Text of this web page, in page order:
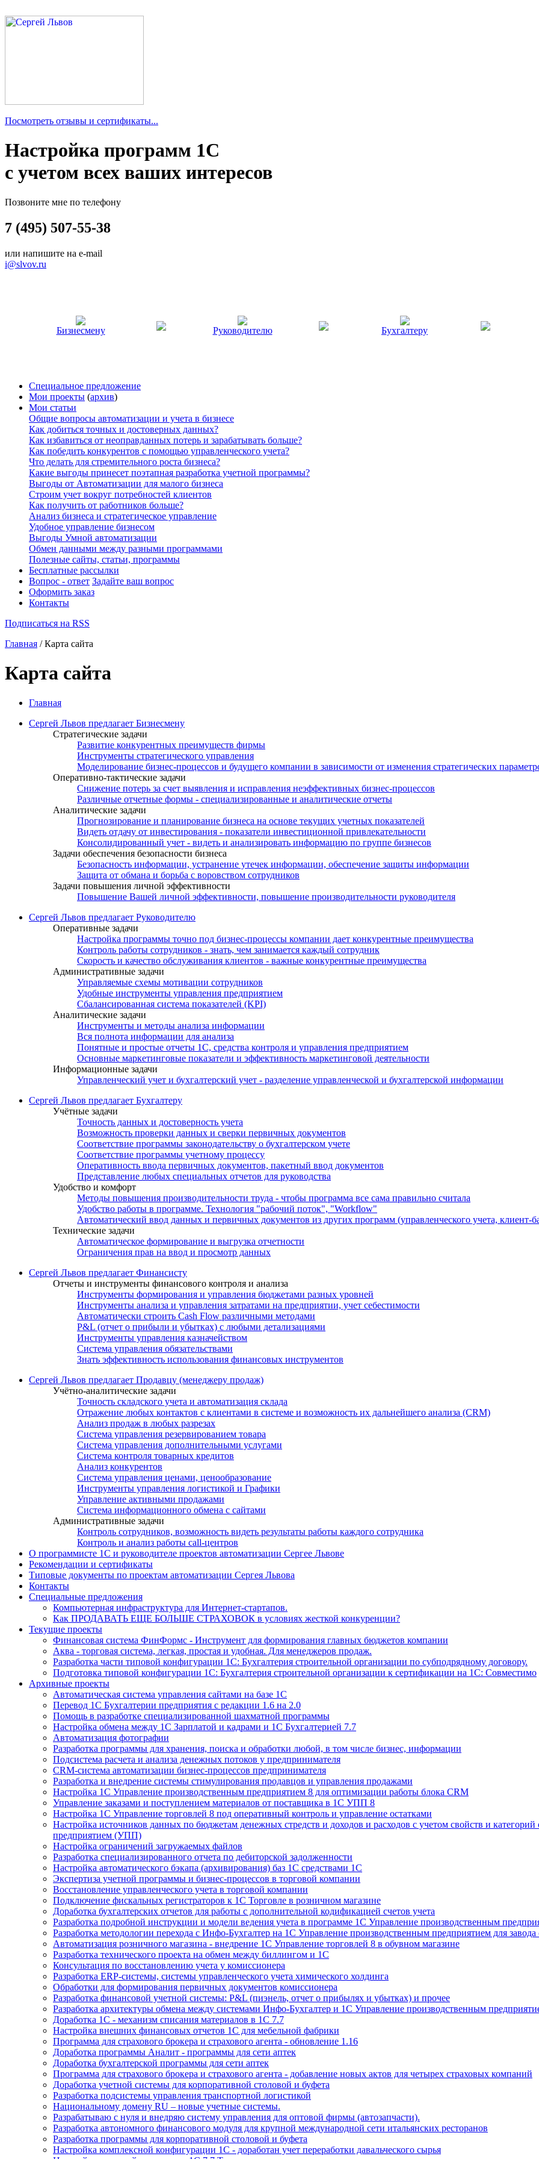
Посмотреть отзывы и сертификаты...
Настройка программ 1С
с учетом всех ваших интересов
Позвоните мне по телефону
7 (495) 507-55-38
или напишите на e-mail
i@slvov.ru
Бизнесмену Руководителю Бухгалтеру
Специальное предложение
Мои проекты (архив)
Мои статьи
Общие вопросы автоматизации и учета в бизнесе
Как добиться точных и достоверных данных?
Как избавиться от неоправданных потерь и зарабатывать больше?
Как победить конкурентов с помощью управленческого учета?
Что делать для стремительного роста бизнеса?
Какие выгоды принесет поэтапная разработка учетной программы?
Выгоды от Автоматизации для малого бизнеса
Строим учет вокруг потребностей клиентов
Как получить от работников больше?
Анализ бизнеса и стратегическое управление
Удобное управление бизнесом
Выгоды Умной автоматизации
Обмен данными между разными программами
Полезные сайты, статьи, программы
Бесплатные рассылки
Вопрос - ответ Задайте ваш вопрос
Оформить заказ
Контакты
Подписаться на RSS
Главная / Карта сайта
Карта сайта
Главная
Сергей Львов предлагает Бизнесмену
Стратегические задачи
Развитие конкурентных преимуществ фирмы
Инструменты стратегического управления
Моделирование бизнес-процессов и будущего компании в зависимости от изменения стратегических
Оперативно-тактические задачи
Снижение потерь за счет выявления и исправления неэффективных бизнес-процессов
Различные отчетные формы - специализированные и аналитические отчеты
Аналитические задачи
Прогнозирование и планирование бизнеса на основе текущих учетных показателей
Видеть отдачу от инвестирования - показатели инвестиционной привлекательности
Консолидированный учет - видеть и анализировать информацию по группе бизнесов
Задачи обеспечения безопасности бизнеса
Безопасность информации, устранение утечек информации, обеспечение защиты информации
Защита от обмана и борьба с воровством сотрудников
Задачи повышения личной эффективности
Повышение Вашей личной эффективности, повышение производительности руководителя
Сергей Львов предлагает Руководителю
Оперативные задачи
Настройка программы точно под бизнес-процессы компании дает конкурентные преимущества
Контроль работы сотрудников - знать, чем занимается каждый сотрудник
Скорость и качество обслуживания клиентов - важные конкурентные преимущества
Административные задачи
Управляемые схемы мотивации сотрудников
Удобные инструменты управления предприятием
Сбалансированная система показателей (KPI)
Аналитические задачи
Инструменты и методы анализа информации
Вся полнота информации для анализа
Понятные и простые отчеты 1С, средства контроля и управления предприятием
Основные маркетинговые показатели и эффективность маркетинговой деятельности
Информационные задачи
Управленческий учет и бухгалтерский учет - разделение управленческой и бухгалтерской информации
Сергей Львов предлагает Бухгалтеру
Учётные задачи
Точность данных и достоверность учета
Возможность проверки данных и сверки первичных документов
Соответствие программы законодательству о бухгалтерском учете
Соответствие программы учетному процессу
Оперативность ввода первичных документов, пакетный ввод документов
Представление любых специальных отчетов для руководства
Удобство и комфорт
Методы повышения производительности труда - чтобы программа все сама правильно считала
Удобство работы в программе. Технология "рабочий поток", "Workflow"
Автоматический ввод данных и первичных документов из других программ (управленческого учета, клиент-
Технические задачи
Автоматическое формирование и выгрузка отчетности
Ограничения прав на ввод и просмотр данных
Сергей Львов предлагает Финансисту
Отчеты и инструменты финансового контроля и анализа
Инструменты формирования и управления бюджетами разных уровней
Инструменты анализа и управления затратами на предприятии, учет себестимости
Автоматически строить Cash Flow различными методами
P&L (отчет о прибыли и убытках) с любыми детализациями
Инструменты управления казначейством
Система управления обязательствами
Знать эффективность использования финансовых инструментов
Сергей Львов предлагает Продавцу (менеджеру продаж)
Учётно-аналитические задачи
Точность складского учета и автоматизация склада
Отражение любых контактов с клиентами в системе и возможность их дальнейшего анализа (CRM)
Анализ продаж в любых разрезах
Система управления резервированием товара
Система управления дополнительными услугами
Система контроля товарных кредитов
Анализ конкурентов
Система управления ценами, ценообразование
Инструменты управления логистикой и Графики
Управление активными продажами
Система информационного обмена с сайтами
Административные задачи
Контроль сотрудников, возможность видеть результаты работы каждого сотрудника
Контроль и анализ работы call-центров
О программисте 1С и руководителе проектов автоматизации Сергее Львове
Рекомендации и сертификаты
Типовые документы по проектам автоматизации Сергея Львова
Контакты
Специальные предложения
Компьютерная инфраструктура для Интернет-стартапов.
Как ПРОДАВАТЬ ЕЩЕ БОЛЬШЕ СТРАХОВОК в условиях жесткой конкуренции?
Текущие проекты
Финансовая система ФинФормс - Инструмент для формирования главных бюджетов компании
Аква - торговая система, легкая, простая и удобная. Для менеджеров продаж.
Разработка части типовой конфигурации 1С: Бухгалтерия строительной организации по субподрядному договору.
Подготовка типовой конфигурации 1С: Бухгалтерия строительной организации к сертификации на 1С: Совместимо
Архивные проекты
Автоматическая система управления сайтами на базе 1С
Перевод 1С Бухгалтерии предприятия с редакции 1.6 на 2.0
Помощь в разработке специализированной шахматной программы
Настройка обмена между 1С Зарплатой и кадрами и 1С Бухгалтерией 7.7
Автоматизация фотографии
Разработка программы для хранения, поиска и обработки любой, в том числе бизнес, информации
Подсистема расчета и анализа денежных потоков у предпринимателя
CRM-система автоматизации бизнес-процессов предпринимателя
Разработка и внедрение системы стимулирования продавцов и управления продажами
Настройка 1С Управление производственным предприятием 8 для оптимизации работы блока CRM
Управление заказами и поступлением материалов от поставщика в 1С УПП 8
Настройка 1С Управление торговлей 8 под оперативный контроль и управление остатками
Настройка источников данных по бюджетам денежных стредств и доходов и расходов с учетом свойств и
предприятием (УПП)
Настройка ограничений загружаемых файлов
Разработка специализированного отчета по дебиторской задолженности
Настройка автоматического бэкапа (архивирования) баз 1С средствами 1С
Экспертиза учетной программы и бизнес-процессов в торговой компании
Восстановление управленческого учета в торговой компании
Подключение фискальных регистраторов к 1С Торговле в розничном магазине
Доработка бухгалтерских отчетов для работы с дополнительной кодификацией счетов учета
Разработка подробной инструкции и модели ведения учета в программе 1С Управление производственным
Разработка методологии перехода с Инфо-Бухгалтер на 1С Управление производственным предприятием для
Автоматизация розничного магазина - внедрение 1С Управление торговлей 8 в обувном магазине
Разработка технического проекта на обмен между биллингом и 1С
Консультация по восстановлению учета у комиссионера
Разработка ERP-системы, системы управленческого учета химического холдинга
Обработки для формирования первичных документов комиссионера
Разработка финансовой учетной системы: P&L (пиэнель, отчет о прибылях и убытках) и прочее
Разработка архитектуры обмена между системами Инфо-Бухгалтер и 1С Управление производственным
Доработка 1С - механизм списания материалов в 1С 7.7
Настройка внешних финансовых отчетов 1С для мебельной фабрики
Программа для страхового брокера и страхового агента - обновление 1.16
Доработка программы Аналит - программы для сети аптек
Доработка бухгалтерской программы для сети аптек
Программа для страхового брокера и страхового агента - добавление новых актов для четырех страховых компаний
Доработка учетной системы для корпоративной столовой и буфета
Разработка подсистемы управления транспортной логистикой
Национальному домену RU – новые учетные системы.
Разрабатываю с нуля и внедряю систему управления для оптовой фирмы (автозапчасти).
Разработка автономного финансового модуля для крупной международной сети итальянских ресторанов
Разработка программы для корпоративной столовой и буфета
Настройка комплексной конфигурации 1С - доработан учет переработки давальческого сырья